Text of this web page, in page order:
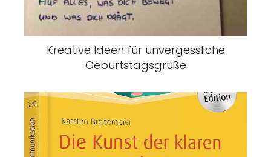
Kreative Ideen für unvergessliche
Geburtstagsgrüße